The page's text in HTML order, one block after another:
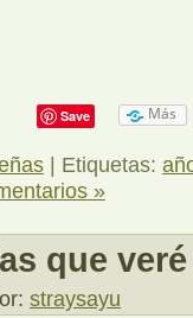
Save Más
| Etiquetas:
»
que
straysayu